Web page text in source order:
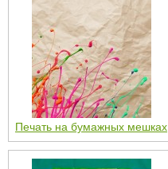
Печать на бумажных мешках